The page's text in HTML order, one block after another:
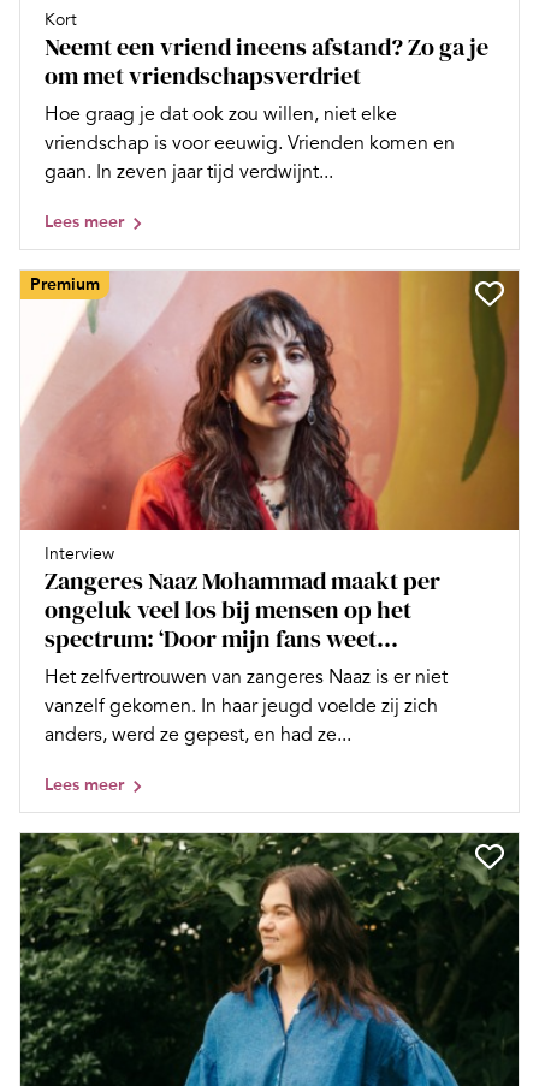
Kort
Neemt een vriend ineens afstand? Zo ga je
om met vriendschapsverdriet
Hoe graag je dat ook zou willen, niet elke
vriendschap is voor eeuwig. Vrienden komen en
gaan. In zeven jaar tijd verdwijnt...
Lees meer
Premium
Interview
Zangeres Naaz Mohammad maakt per
ongeluk veel los bij mensen op het
spectrum: ‘Door mijn fans weet...
Het zelfvertrouwen van zangeres Naaz is er niet
vanzelf gekomen. In haar jeugd voelde zij zich
anders, werd ze gepest, en had ze...
Lees meer